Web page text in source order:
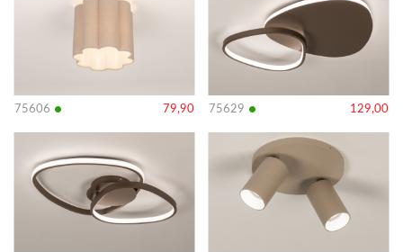
75606 • 79,90 75629 • 129,00
Bekijk
Bekijk